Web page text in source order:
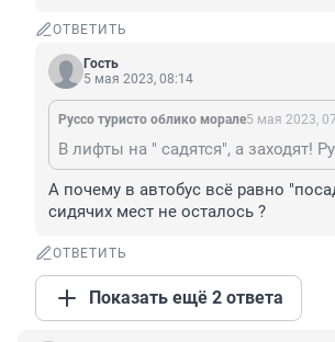
ОТВЕТИТЬ
Гость
5 мая 2023, 08:14
Руссо туристо облико морале5 мая 2023,
А почему в автобус всё равно
сидячих мест не осталось ?
ОТВЕТИТЬ
Показать ещё 2 ответа